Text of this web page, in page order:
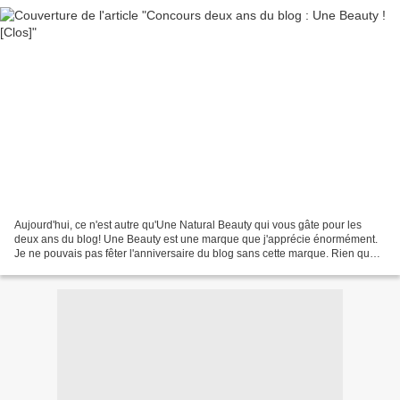
Aujourd'hui, ce n'est autre qu'Une Natural Beauty qui vous gâte pour les
deux ans du blog! Une Beauty est une marque que j'apprécie énormément.
Je ne pouvais pas fêter l'anniversaire du blog sans cette marque. Rien que